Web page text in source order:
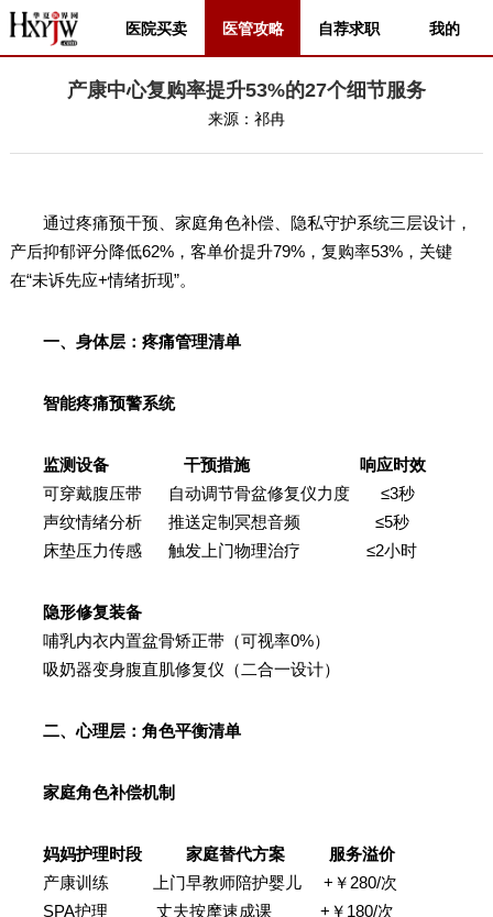
医院买卖 医管攻略 自荐求职 我的
产康中心复购率提升53%的27个细节服务
来源： 祁冉
通过疼痛预干预、家庭角色补偿、隐私守护系统三层设计，
产后抑郁评分降低62%，客单价提升79%，复购率53%，关键
在“未诉先应+情绪折现”。
一、身体层：疼痛管理清单
智能疼痛预警系统
监测设备 干预措施 响应时效
可穿戴腹压带 自动调节骨盆修复仪力度 ≤3秒
声纹情绪分析 推送定制冥想音频 ≤5秒
床垫压力传感 触发上门物理治疗 ≤2小时
隐形修复装备
哺乳内衣内置盆骨矫正带（可视率0%）
吸奶器变身腹直肌修复仪（二合一设计）
二、心理层：角色平衡清单
家庭角色补偿机制
妈妈护理时段 家庭替代方案 服务溢价
产康训练 上门早教师陪护婴儿 +￥280/次
SPA护理 丈夫按摩速成课 +￥180/次